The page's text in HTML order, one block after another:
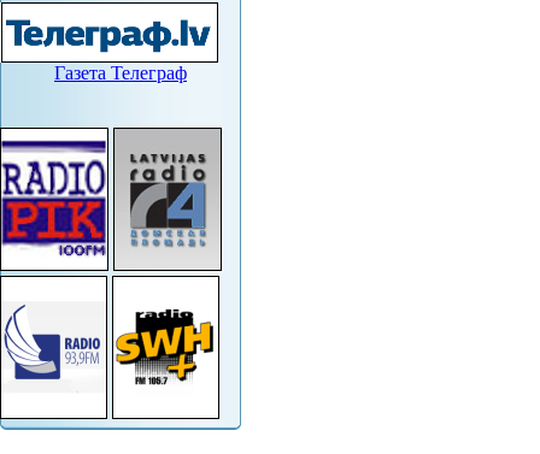
Газета Телеграф